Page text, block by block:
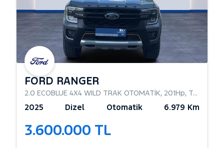
FORD RANGER
2.0 ECOBLUE 4X4 WILD TRAK OTOMATİK, 201Hp, Tek Kabin Pick Up
2025 Dizel Otomatik 6.979 Km
3.600.000 TL